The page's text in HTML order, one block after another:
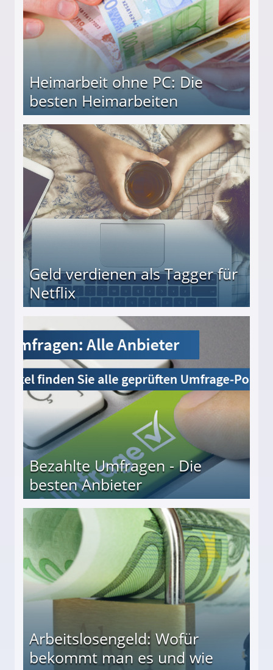
Heimarbeit ohne PC: Die
besten Heimarbeiten
Geld verdienen als Tagger für
Netflix
Bezahlte Umfragen - Die
besten Anbieter
Arbeitslosengeld: Wofür
bekommt man es und wie